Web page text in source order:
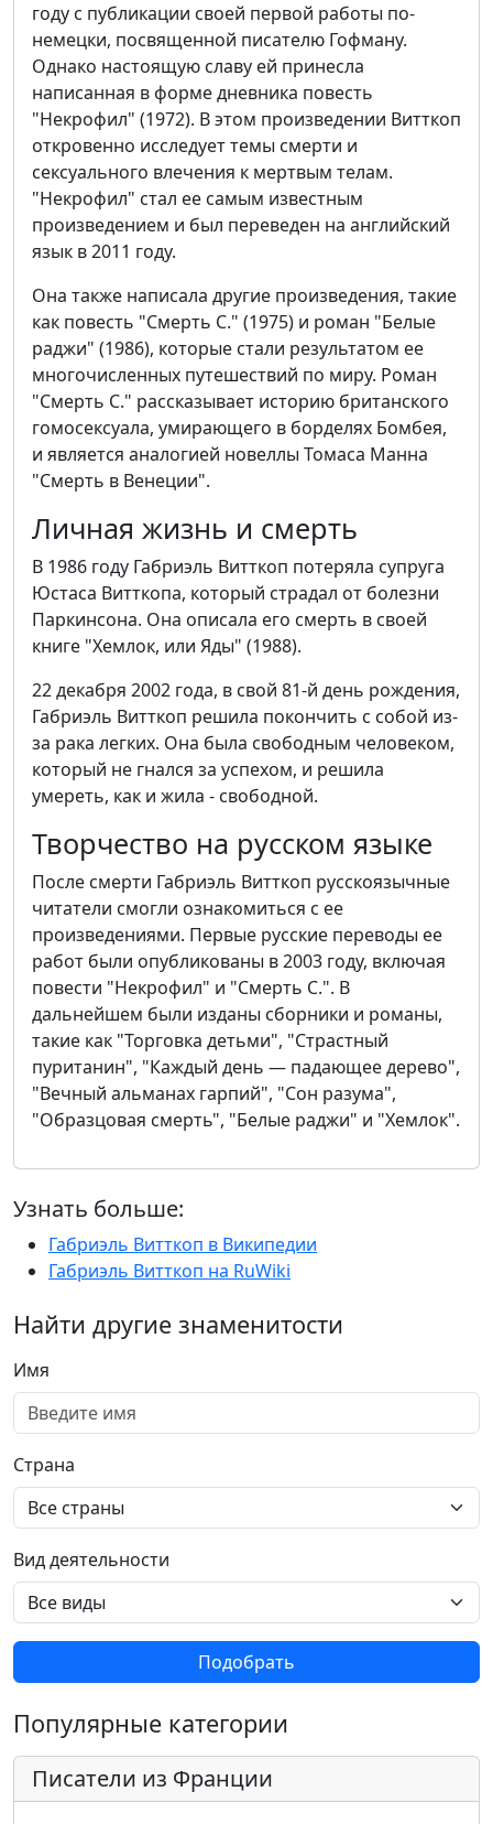
году с публикации своей первой работы по-
немецки, посвященной писателю Гофману.
Однако настоящую славу ей принесла
написанная в форме дневника повесть
"Некрофил" (1972). В этом произведении Витткоп
откровенно исследует темы смерти и
сексуального влечения к мертвым телам.
"Некрофил" стал ее самым известным
произведением и был переведен на английский
язык в 2011 году.
Она также написала другие произведения, такие
как повесть "Смерть С." (1975) и роман "Белые
раджи" (1986), которые стали результатом ее
многочисленных путешествий по миру. Роман
"Смерть С." рассказывает историю британского
гомосексуала, умирающего в борделях Бомбея,
и является аналогией новеллы Томаса Манна
"Смерть в Венеции".
Личная жизнь и смерть
В 1986 году Габриэль Витткоп потеряла супруга
Юстаса Витткопа, который страдал от болезни
Паркинсона. Она описала его смерть в своей
книге "Хемлок, или Яды" (1988).
22 декабря 2002 года, в свой 81-й день рождения,
Габриэль Витткоп решила покончить с собой из-
за рака легких. Она была свободным человеком,
который не гнался за успехом, и решила
умереть, как и жила - свободной.
Творчество на русском языке
После смерти Габриэль Витткоп русскоязычные
читатели смогли ознакомиться с ее
произведениями. Первые русские переводы ее
работ были опубликованы в 2003 году, включая
повести "Некрофил" и "Смерть С.". В
дальнейшем были изданы сборники и романы,
такие как "Торговка детьми", "Страстный
пуританин", "Каждый день — падающее дерево",
"Вечный альманах гарпий", "Сон разума",
"Образцовая смерть", "Белые раджи" и "Хемлок".
Узнать больше:
Габриэль Витткоп в Википедии
Габриэль Витткоп на RuWiki
Найти другие знаменитости
Имя
Страна
Вид деятельности
Подобрать
Популярные категории
Писатели из Франции